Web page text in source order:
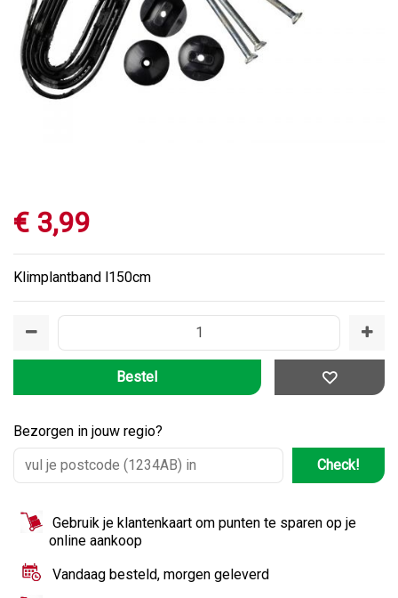
€ 3,99
Klimplantband l150cm
Bezorgen in jouw regio?
Check!
Gebruik je klantenkaart om punten te sparen op je
online aankoop
Vandaag besteld, morgen geleverd